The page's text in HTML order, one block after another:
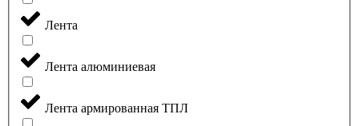
Лента
Лента алюминиевая
Лента армированная ТПЛ